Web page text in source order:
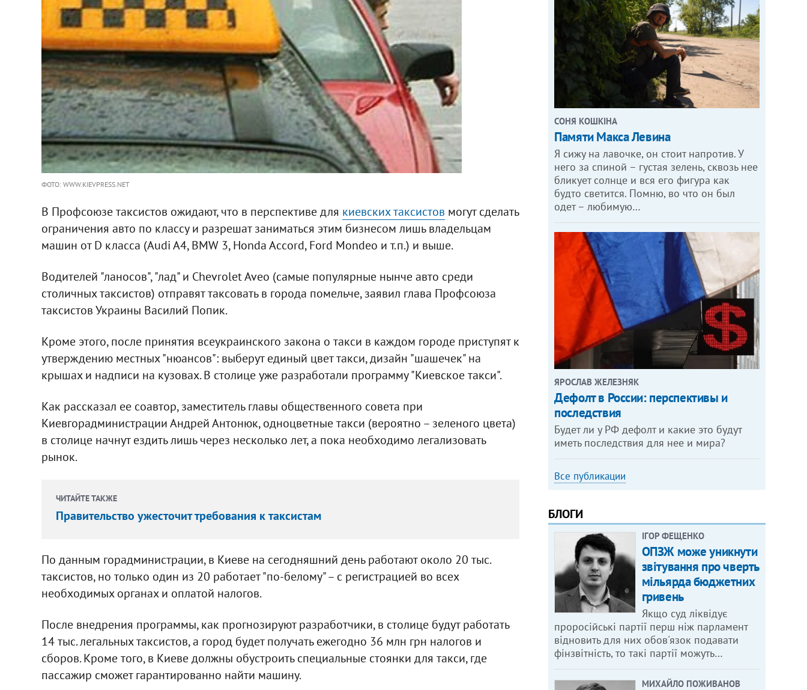
ФОТО: WWW.KIEVPRESS.NET
В Профсоюзе таксистов ожидают, что в перспективе для киевских таксистов могут сделать
ограничения авто по классу и разрешат заниматься этим бизнесом лишь владельцам
машин от D класса (Audi A4, BMW 3, Honda Accord, Ford Mondeo и т.п.) и выше.
Водителей "ланосов", "лад" и Chevrolet Aveo (самые популярные нынче авто среди
столичных таксистов) отправят таксовать в города помельче, заявил глава Профсоюза
таксистов Украины Василий Попик.
Кроме этого, после принятия всеукраинского закона о такси в каждом городе приступят к
утверждению местных "нюансов": выберут единый цвет такси, дизайн "шашечек" на
крышах и надписи на кузовах. В столице уже разработали программу "Киевское такси".
Как рассказал ее соавтор, заместитель главы общественного совета при
Киевгорадминистрации Андрей Антонюк, одноцветные такси (вероятно – зеленого цвета)
в столице начнут ездить лишь через несколько лет, а пока необходимо легализовать
рынок.
ЧИТАЙТЕ ТАКЖЕ
Правительство ужесточит требования к таксистам
По данным горадминистрации, в Киеве на сегодняшний день работают около 20 тыс.
таксистов, но только один из 20 работает "по-белому" – с регистрацией во всех
необходимых органах и оплатой налогов.
После внедрения программы, как прогнозируют разработчики, в столице будут работать
14 тыс. легальных таксистов, а город будет получать ежегодно 36 млн грн налогов и
сборов. Кроме того, в Киеве должны обустроить специальные стоянки для такси, где
пассажир сможет гарантированно найти машину.
СОНЯ КОШКІНА
Памяти Макса Левина
Я сижу на лавочке, он стоит напротив. У
него за спиной – густая зелень, сквозь нее
бликует солнце и вся его фигура как
будто светится. Помню, во что он был
одет – любимую…
ЯРОСЛАВ ЖЕЛЕЗНЯК
Дефолт в России: перспективы и
последствия
Будет ли у РФ дефолт и какие это будут
иметь последствия для нее и мира?
Все публикации
БЛОГИ
ІГОР ФЕЩЕНКО
ОПЗЖ може уникнути
звітування про чверть
мільярда бюджетних
гривень
Якщо суд ліквідує
проросійські партії перш ніж парламент
відновить для них обов'язок подавати
фінзвітність, то такі партії можуть…
МИХАЙЛО ПОЖИВАНОВ